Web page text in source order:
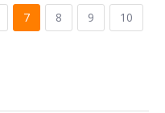
7 8 9
10